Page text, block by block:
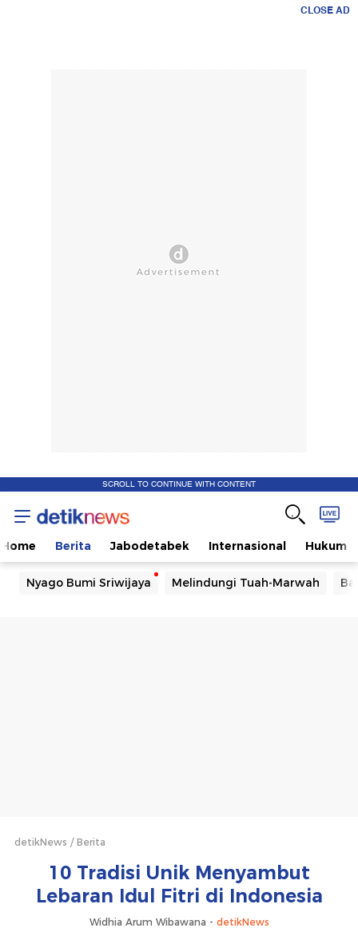
CLOSE AD
SCROLL TO CONTINUE WITH CONTENT
Home Berita Jabodetabek Internasional Hukum
Nyago Bumi Sriwijaya Melindungi Tuah-Marwah
detikNews Berita
10 Tradisi Unik Menyambut
Lebaran Idul Fitri di Indonesia
Widhia Arum Wibawana - detikNews